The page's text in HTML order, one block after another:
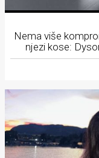
Nema više
njezi kose: